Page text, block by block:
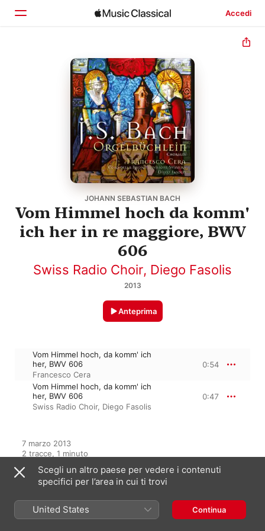
Accedi
JOHANN SEBASTIAN BACH
Vom Himmel hoch da komm'
ich her in re maggiore, BWV
606
Swiss Radio Choir, Diego Fasolis
2013
Anteprima
Vom Himmel hoch, da komm' ich
her, BWV 606
Francesco Cera
0:54
Vom Himmel hoch, da komm' ich
her, BWV 606
Swiss Radio Choir, Diego Fasolis
0:47
7 marzo 2013
2 tracce, 1 minuto
Dall’album
Scegli un altro paese per vedere i contenuti
specifici per l’area in cui ti trovi
United States Continua